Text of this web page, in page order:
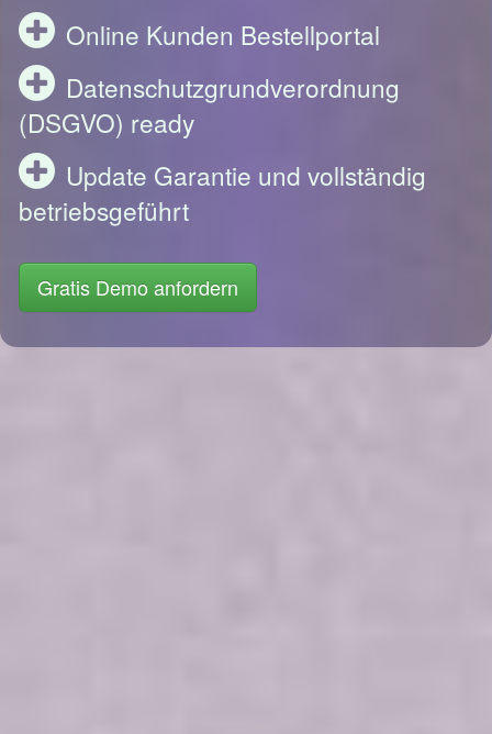
Online Kunden Bestellportal
Datenschutzgrundverordnung
(DSGVO) ready
Update Garantie und vollständig
betriebsgeführt
Gratis Demo anfordern